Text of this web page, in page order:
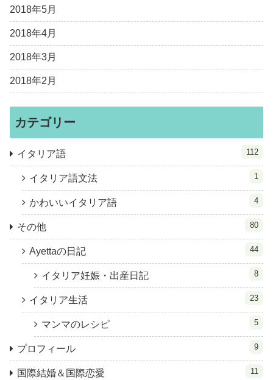
2018年5月
2018年4月
2018年3月
2018年2月
カテゴリー
イタリア語 112
イタリア語文法 1
かわいいイタリア語 4
その他 80
Ayettaの日記 44
イタリア妊娠・出産日記 8
イタリア生活 23
マンマのレシピ 5
プロフィール 9
国際結婚＆国際恋愛 11